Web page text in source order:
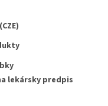
lekársky predpis